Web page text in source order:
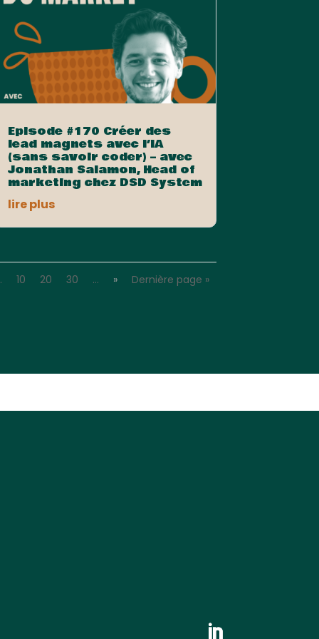
Episode #170 Créer des
lead magnets avec l’IA
(sans savoir coder) – avec
Jonathan Salamon, Head of
marketing chez DSD System
lire plus
10 20 30 … » Dernière page »